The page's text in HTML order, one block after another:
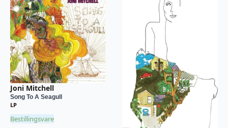
Joni Mitchell
Song To A Seagull
LP
Bestillingsvare